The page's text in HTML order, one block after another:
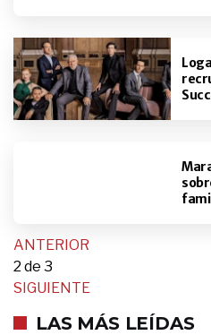
ANTERIOR
2 de 3
SIGUIENTE
LAS MÁS LEÍDAS